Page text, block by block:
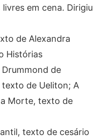
em cena. Dirigiu
de Alexandra
Histórias
de
texto de Ueliton; A
a Morte, texto de
texto de cesário